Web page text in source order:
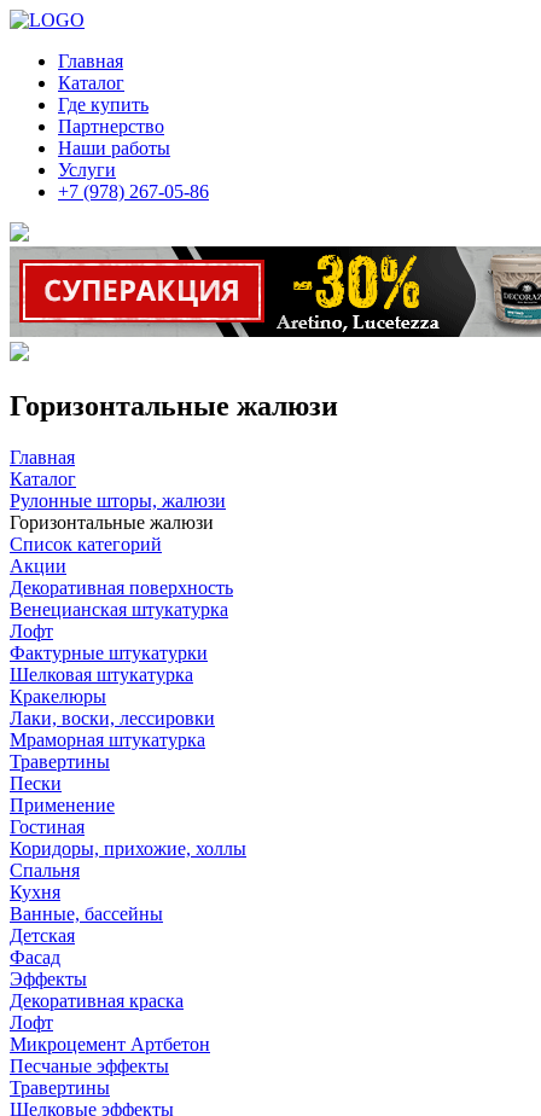
Главная
Каталог
Где купить
Партнерство
Наши работы
Услуги
+7 (978) 267-05-86
Горизонтальные жалюзи
Главная
Каталог
Рулонные шторы, жалюзи
Горизонтальные жалюзи
Список категорий
Акции
Декоративная поверхность
Венецианская штукатурка
Лофт
Фактурные штукатурки
Шелковая штукатурка
Кракелюры
Лаки, воски, лессировки
Мраморная штукатурка
Травертины
Пески
Применение
Гостиная
Коридоры, прихожие, холлы
Спальня
Кухня
Ванные, бассейны
Детская
Фасад
Эффекты
Декоративная краска
Лофт
Микроцемент Артбетон
Песчаные эффекты
Травертины
Шелковые эффекты